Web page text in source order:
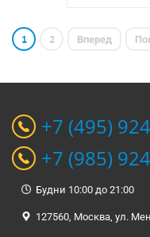
1 2 Вперед
+7 (495)
+7 (985)
Будни 10:00 до 21:00
127560, Москва, ул.